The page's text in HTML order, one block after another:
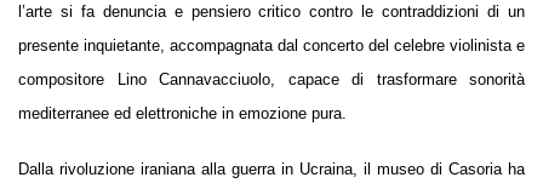
l’arte si fa denuncia e pensiero critico contro le contraddizionidi un
presente inquietante, accompagnata dal concerto del celebre violinista e
compositore Lino Cannavacciuolo, capace di trasformare sonorità
mediterranee ed elettroniche in emozione pura.
Dalla rivoluzione iraniana alla guerra in Ucraina, il museo di Casoria ha